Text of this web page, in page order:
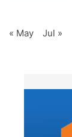
« May Jul »